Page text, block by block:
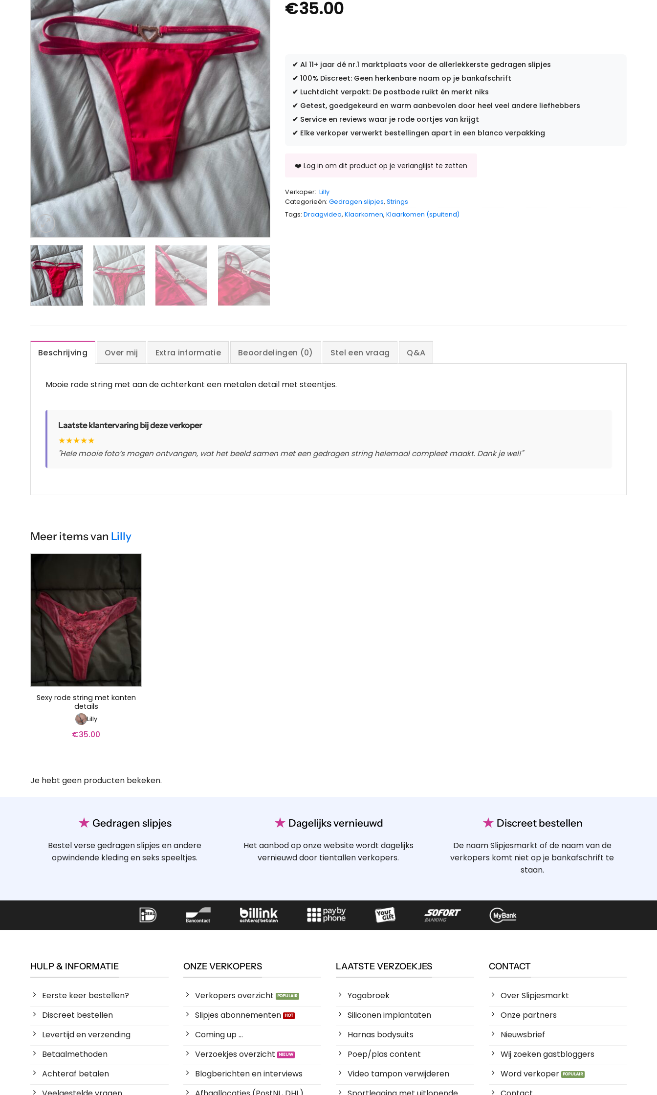
€35.00
✔ Al 11+ jaar dé nr.1 marktplaats voor de allerlekkerste gedragen slipjes
✔ 100% Discreet: Geen herkenbare naam op je bankafschrift
✔ Luchtdicht verpakt: De postbode ruikt én merkt niks
✔ Getest, goedgekeurd en warm aanbevolen door heel veel andere liefhebbers
✔ Service en reviews waar je rode oortjes van krijgt
✔ Elke verkoper verwerkt bestellingen apart in een blanco verpakking
Verkoper: Lilly
Categorieën: Gedragen slipjes, Strings
Tags: Draagvideo, Klaarkomen, Klaarkomen (spuitend)
Beschrijving Over mij Extra informatie Beoordelingen (0) Stel een vraag Q&A
Mooie rode string met aan de achterkant een metalen detail met steentjes.
Laatste klantervaring bij deze verkoper
★★★★★
"Hele mooie foto’s mogen ontvangen, wat het beeld samen met een gedragen string helemaal compleet maakt. Dank je wel!"
Meer items van Lilly
Sexy rode string met kanten
details
Lilly
€35.00
Je hebt geen producten bekeken.
★ Gedragen slipjes
Bestel verse gedragen slipjes en andere
opwindende kleding en seks speeltjes.
★ Dagelijks vernieuwd
Het aanbod op onze website wordt dagelijks
vernieuwd door tientallen verkopers.
★ Discreet bestellen
De naam Slipjesmarkt of de naam van de
verkopers komt niet op je bankafschrift te
staan.
HULP & INFORMATIE
Eerste keer bestellen?
Discreet bestellen
Levertijd en verzending
Betaalmethoden
Achteraf betalen
ONZE VERKOPERS
Verkopers overzicht
Slipjes abonnementen
Coming up ...
Verzoekjes overzicht
Blogberichten en interviews
LAATSTE VERZOEKJES
Yogabroek
Siliconen implantaten
Harnas bodysuits
Poep/plas content
Video tampon verwijderen
CONTACT
Over Slipjesmarkt
Onze partners
Nieuwsbrief
Wij zoeken gastbloggers
Word verkoper